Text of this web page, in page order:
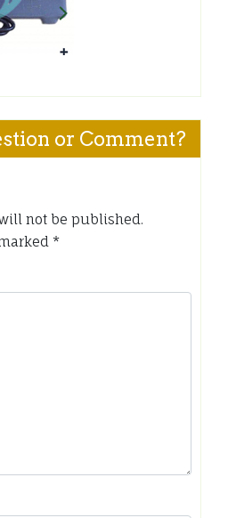
or Comment?
not be published.
*